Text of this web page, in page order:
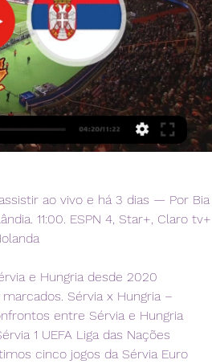
ao vivo e há 3 dias — Por Bia
11:00. ESPN 4, Star+, Claro tv+
e Hungria desde 2020
Sérvia x Hungria –
entre Sérvia e Hungria
1 UEFA Liga das Nações
cinco jogos da Sérvia Euro